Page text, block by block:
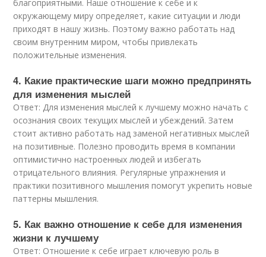
благоприятными. Наше отношение к себе и к
окружающему миру определяет, какие ситуации и люди
приходят в нашу жизнь. Поэтому важно работать над
своим внутренним миром, чтобы привлекать
положительные изменения.
4. Какие практические шаги можно предпринять
для изменения мыслей
Ответ: Для изменения мыслей к лучшему можно начать с
осознания своих текущих мыслей и убеждений. Затем
стоит активно работать над заменой негативных мыслей
на позитивные. Полезно проводить время в компании
оптимистично настроенных людей и избегать
отрицательного влияния. Регулярные упражнения и
практики позитивного мышления помогут укрепить новые
паттерны мышления.
5. Как важно отношение к себе для изменения
жизни к лучшему
Ответ: Отношение к себе играет ключевую роль в